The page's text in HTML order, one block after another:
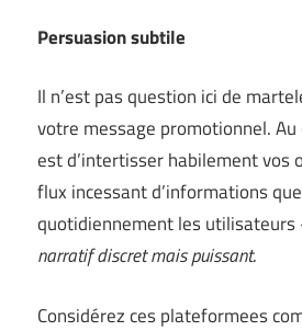
Persuasion subtile
Il n’est pas question ici de
votre message promotionnel.
est d’intertisser habilement vos
flux incessant d’informations
quotidiennement les utilisateurs
narratif discret mais puissant.
Considérez ces plateformees